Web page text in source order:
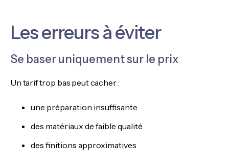
Les erreurs à éviter
Se baser uniquement sur le prix
Un tarif trop bas peut cacher :
une préparation insuffisante
des matériaux de faible qualité
des finitions approximatives